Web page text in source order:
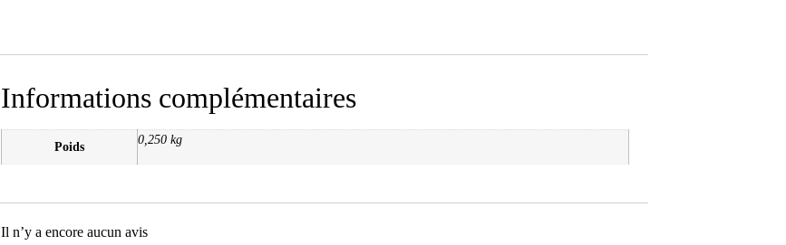
Informations complémentaires
Poids 0,250 kg
Il n’y a encore aucun avis